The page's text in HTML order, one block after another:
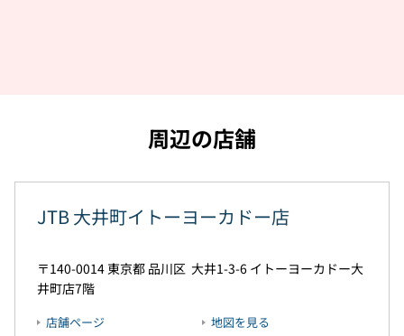
周辺の店舗
JTB 大井町イトーヨーカドー店
140-0014 東京都 品川区 大井1-3-6 イトーヨーカドー大
井町店7階
店舗ページ
地図を見る